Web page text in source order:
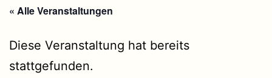
« Alle Veranstaltungen
Diese Veranstaltung hat bereits
stattgefunden.